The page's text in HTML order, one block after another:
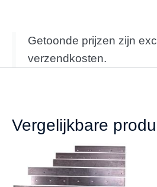
Getoonde prijzen zijn
verzendkosten.
Vergelijkbare